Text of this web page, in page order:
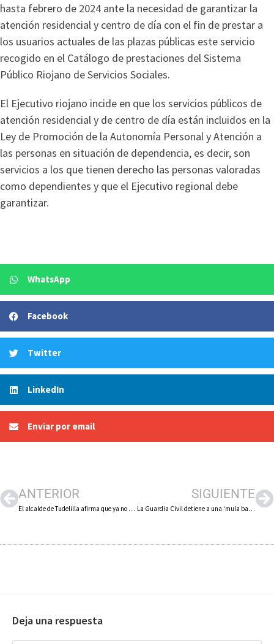
hasta febrero de 2024 ante la necesidad de garantizar la
atención residencial y centro de día con el fin de prestar a
los usuarios actuales de las plazas públicas este servicio
recogido en el Catálogo de prestaciones del Sistema
Público Riojano de Servicios Sociales.
El Ejecutivo riojano incide en que los servicios públicos de
atención residencial y de centro de día están incluidos en la
Ley de Promoción de la Autonomía Personal y Atención a
las personas en situación de dependencia, es decir, son
servicios a los que tienen derecho las personas valoradas
como dependientes y que el Ejecutivo regional debe
garantizar.
WhatsApp
Facebook
Twitter
LinkedIn
Enviar por email
ANTERIOR
El alcalde de Tudelilla afirma que ya no volverá a concurrir a la alcaldía tras 24 años de intensa dedicación al ayuntamiento
SIGUIENTE
La Guardia Civil detiene a una ‘mula bancaria’ que trabajaba para un grupo criminal, tras la denuncia de una empresa de Arnedo
Deja una respuesta